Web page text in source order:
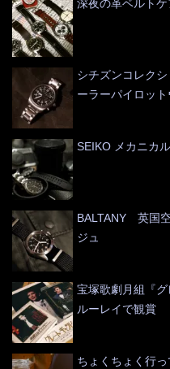
深夜の革ベルトケ
シチズンコレク
ーラーパイロッ
SEIKO メカニカ
BALTANY 英国
ジュ
宝塚歌劇月組『
ルーレイで観賞
ちょくちょく行